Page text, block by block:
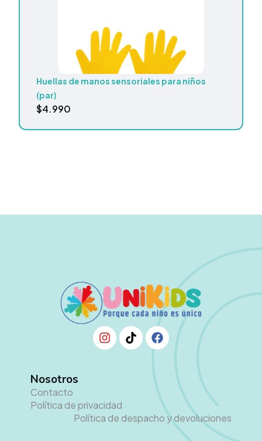
Huellas de manos sensoriales para niños
(par)
$4.990
Nosotros
Contacto
Política de privacidad
Política de despacho y devoluciones